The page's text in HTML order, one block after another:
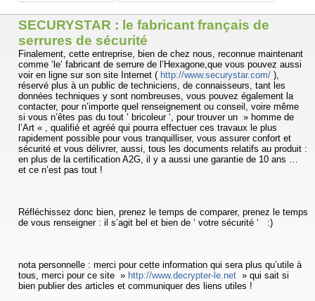
SECURYSTAR : le fabricant français de
serrures de sécurité
Finalement, cette entreprise, bien de chez nous, reconnue maintenant
comme ‘le’ fabricant de serrure de l’Hexagone,que vous pouvez aussi
voir en ligne sur son site Internet ( http://www.securystar.com/ ),
réservé plus à un public de techniciens, de connaisseurs, tant les
données techniques y sont nombreuses, vous pouvez également la
contacter, pour n’importe quel renseignement ou conseil, voire même
si vous n’êtes pas du tout ‘ bricoleur ‘, pour trouver un » homme de
l’Art « , qualifié et agréé qui pourra effectuer ces travaux le plus
rapidement possible pour vous tranquilliser, vous assurer confort et
sécurité et vous délivrer, aussi, tous les documents relatifs au produit :
en plus de la certification A2G, il y a aussi une garantie de 10 ans …
et ce n’est pas tout !
Réfléchissez donc bien, prenez le temps de comparer, prenez le temps
de vous renseigner : il s’agit bel et bien de ‘ votre sécurité ‘ :)
nota personnelle : merci pour cette information qui sera plus qu’utile à
tous, merci pour ce site » http://www.decrypter-le.net » qui sait si
bien publier des articles et communiquer des liens utiles !